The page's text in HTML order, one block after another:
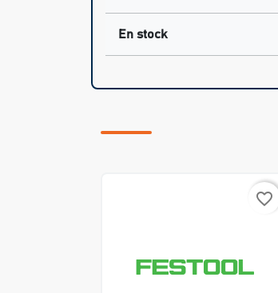
En stock
favorite_border